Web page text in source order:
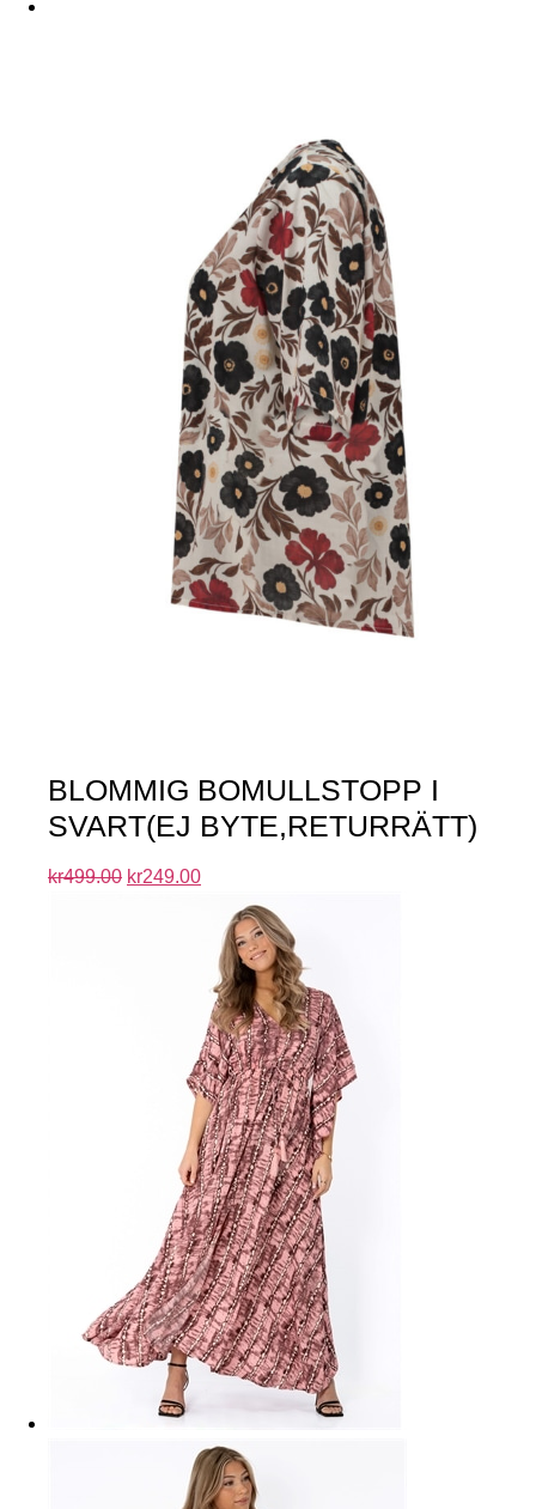
BLOMMIG BOMULLSTOPP I
SVART(EJ BYTE,RETURRÄTT)
kr499.00 kr249.00